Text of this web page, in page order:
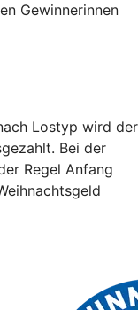
Gewinnerinnen
Lostyp wird der
Bei der
Regel Anfang